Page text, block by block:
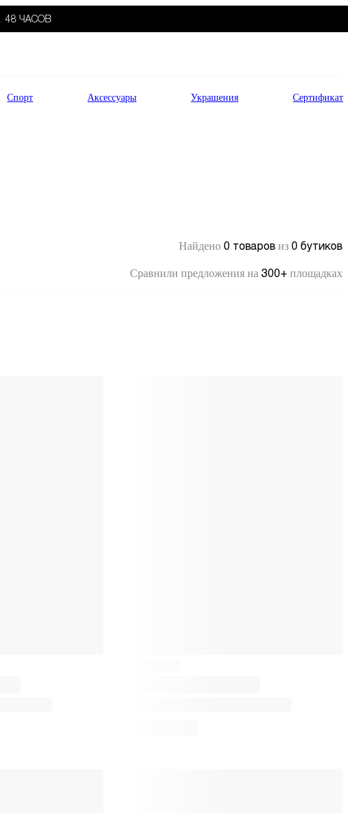
48 ЧАСОВ
Спорт Аксессуары Украшения Сертификат
Найдено 0 товаров из 0 бутиков
Сравнили предложения на 300+ площадках